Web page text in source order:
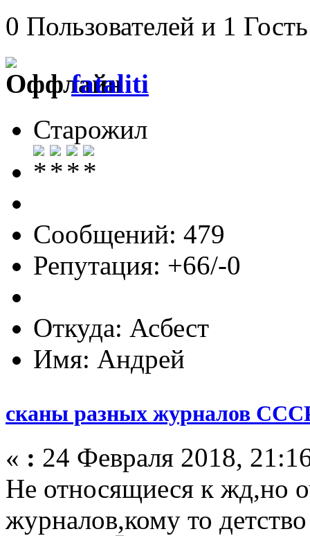
0 Пользователей и 1
fataliti
Старожил
Сообщений: 479
Репутация: +66/-0
Откуда: Асбест
Имя: Андрей
сканы разных журналов
« : 24 Февраля 2018,
Не относящиеся к жд,но
журналов,кому то